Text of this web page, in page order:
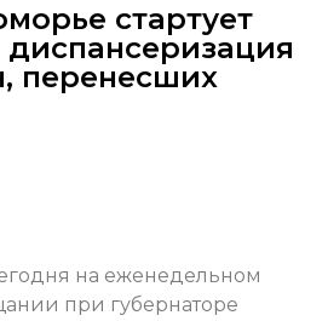
стартует
диспансеризация
перенесших
на еженедельном
при губернаторе